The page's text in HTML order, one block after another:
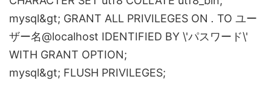
mysql&gt; GRANT ALL PRIVILEGES ON . TO ユー
ザー名@localhost IDENTIFIED BY \'パスワード\'
WITH GRANT OPTION;
mysql&gt; FLUSH PRIVILEGES;